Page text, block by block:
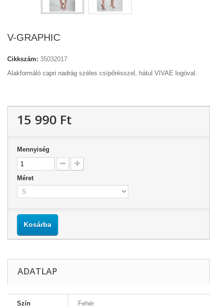
V-GRAPHIC
Cikkszám: 35032017
Alakformáló capri nadrág széles csípőrésszel, hátul VIVAE logóval.
15 990 Ft‎
Mennyiség
Méret
Kosárba
ADATLAP
Szín Fehér